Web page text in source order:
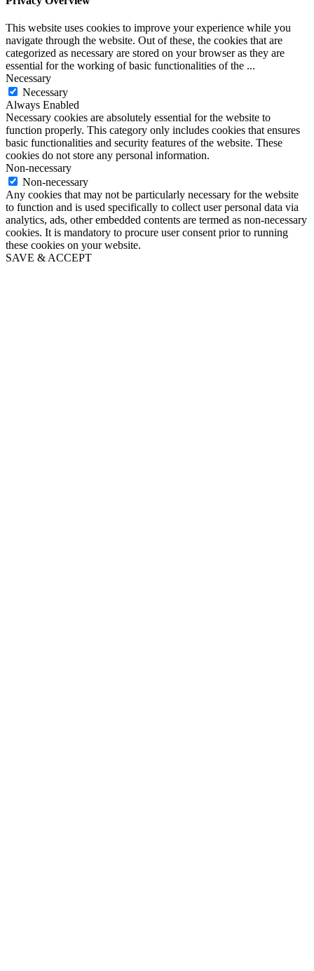
This website uses cookies to improve your experience while you
navigate through the website. Out of these, the cookies that are
categorized as necessary are stored on your browser as they are
essential for the working of basic functionalities of the ...
Necessary
Necessary
Always Enabled
Necessary cookies are absolutely essential for the website to
function properly. This category only includes cookies that ensures
basic functionalities and security features of the website. These
cookies do not store any personal information.
Non-necessary
Non-necessary
Any cookies that may not be particularly necessary for the website
to function and is used specifically to collect user personal data via
analytics, ads, other embedded contents are termed as non-necessary
cookies. It is mandatory to procure user consent prior to running
these cookies on your website.
SAVE & ACCEPT